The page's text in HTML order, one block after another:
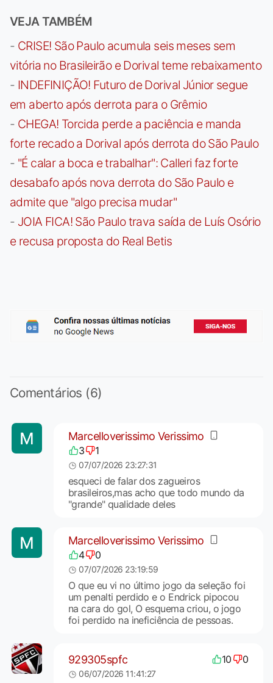
VEJA TAMBÉM
- CRISE! São Paulo acumula seis meses sem
vitória no Brasileirão e Dorival teme rebaixamento
- INDEFINIÇÃO! Futuro de Dorival Júnior segue
em aberto após derrota para o Grêmio
- CHEGA! Torcida perde a paciência e manda
forte recado a Dorival após derrota do São Paulo
- "É calar a boca e trabalhar": Calleri faz forte
desabafo após nova derrota do São Paulo e
admite que "algo precisa mudar"
- JOIA FICA! São Paulo trava saída de Luís Osório
e recusa proposta do Real Betis
Comentários (6)
Marcelloverissimo Verissimo
3 1
07/07/2026 23:27:31
esqueci de falar dos zagueiros
brasileiros,mas acho que todo mundo da
"grande" qualidade deles
Marcelloverissimo Verissimo
4 0
07/07/2026 23:19:59
O que eu vi no último jogo da seleção foi
um penalti perdido e o Endrick pipocou
na cara do gol, O esquema criou, o jogo
foi perdido na ineficiência de pessoas.
929305spfc 10 0
06/07/2026 11:41:27